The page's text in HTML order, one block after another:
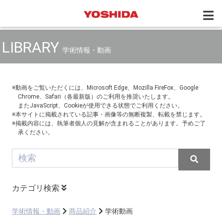
LIBRARY 学術情報・動画
※動画をご覧いただくには、Microsoft Edge、Mozilla FireFox、Google
Chrome、Safari（各最新版）のご利用を推奨いたします。
またJavaScript、Cookieが使用できる状態でご利用ください。
※本サイトに掲載されている記事・画像等の無断複製、転載を禁じます。
※掲載内容には、執筆者個人の見解が含まれることがあります。予めご了
承ください。
カテゴリ検索
学術情報・動画 商品紹介 学術動画